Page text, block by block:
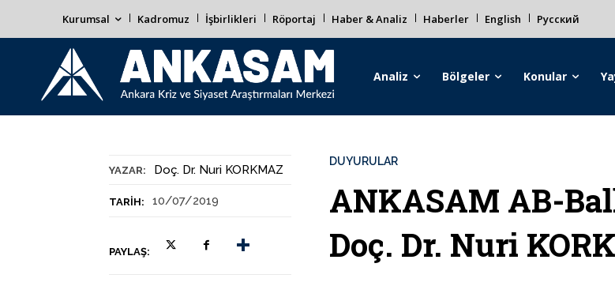
Kurumsal Kadromuz İşbirlikleri Röportaj Haber & Analiz Haberler English Русский
Analiz Bölgeler Konular
YAZAR: Doç. Dr. Nuri KORKMAZ
TARIH: 10/07/2019
PAYLAŞ:
DUYURULAR
ANKASAM AB-
Doç. Dr. Nuri